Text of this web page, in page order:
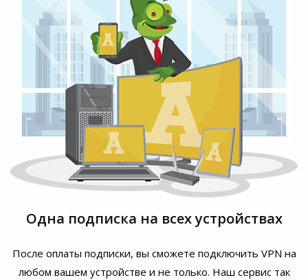
Одна подписка на всех устройствах
После оплаты подписки, вы сможете подключить VPN на
любом вашем устройстве и не только. Наш сервис так